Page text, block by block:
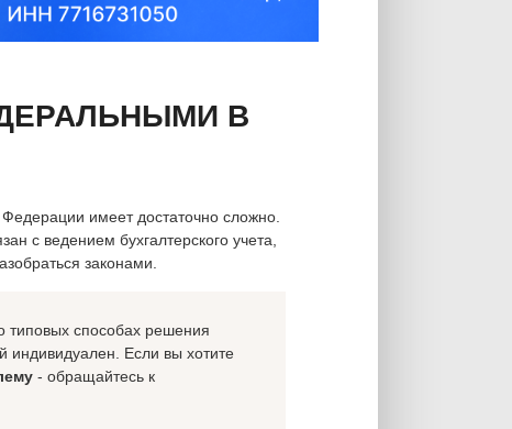
В
имеет достаточно сложно.
с ведением бухгалтерского учета,
законами.
типовых способах решения
индивидуален. Если вы хотите
- обращайтесь к